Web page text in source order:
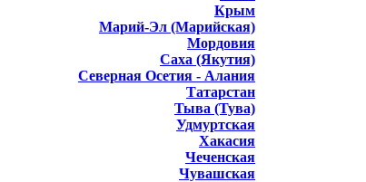
Крым
Марий-Эл (Марийская)
Мордовия
Саха (Якутия)
Северная Осетия - Алания
Татарстан
Тыва (Тува)
Удмуртская
Хакасия
Чеченская
Чувашская